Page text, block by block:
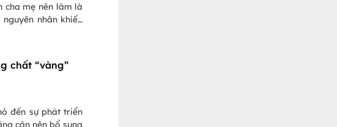
cha mẹ nên làm là
nhân khiến
chất “vàng”
đến sự phát triển
cân nên bổ sung